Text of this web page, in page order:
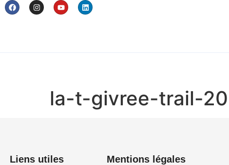
la-t-givree-trail-
Liens utiles Mentions légales